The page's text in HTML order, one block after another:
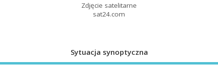
Zdjęcie satelitarne
sat24.com
Sytuacja synoptyczna